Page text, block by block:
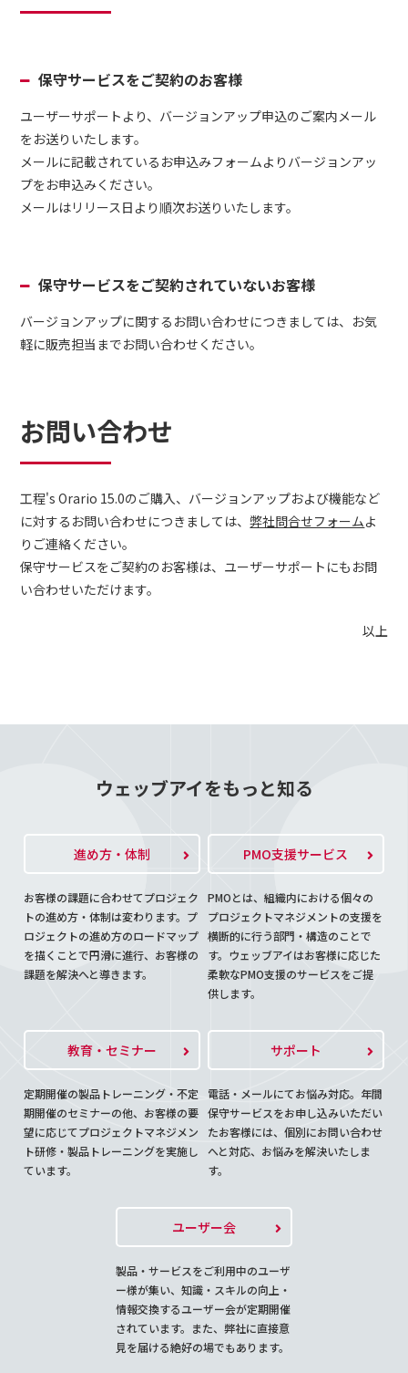
保守サービスをご契約のお客様
ユーザーサポートより、バージョンアップ申込のご案内メール
をお送りいたします。
メールに記載されているお申込みフォームよりバージョンアッ
プをお申込みください。
メールはリリース日より順次お送りいたします。
保守サービスをご契約されていないお客様
バージョンアップに関するお問い合わせにつきましては、お気
軽に販売担当までお問い合わせください。
お問い合わせ
工程's Orario 15.0のご購入、バージョンアップおよび機能など
に対するお問い合わせにつきましては、弊社問合せフォームよ
りご連絡ください。
保守サービスをご契約のお客様は、ユーザーサポートにもお問
い合わせいただけます。
以上
ウェッブアイをもっと知る
進め方・体制
お客様の課題に合わせてプロジェク
トの進め方・体制は変わります。プ
ロジェクトの進め方のロードマップ
を描くことで円滑に進行、お客様の
課題を解決へと導きます。
PMO支援サービス
PMOとは、組織内における個々の
プロジェクトマネジメントの支援を
横断的に行う部門・構造のことで
す。ウェッブアイはお客様に応じた
柔軟なPMO支援のサービスをご提
供します。
教育・セミナー
定期開催の製品トレーニング・不定
期開催のセミナーの他、お客様の要
望に応じてプロジェクトマネジメン
ト研修・製品トレーニングを実施し
ています。
サポート
電話・メールにてお悩み対応。年間
保守サービスをお申し込みいただい
たお客様には、個別にお問い合わせ
へと対応、お悩みを解決いたしま
す。
ユーザー会
製品・サービスをご利用中のユーザ
ー様が集い、知識・スキルの向上・
情報交換するユーザー会が定期開催
されています。また、弊社に直接意
見を届ける絶好の場でもあります。